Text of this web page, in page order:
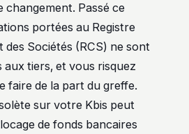
changement. Passé ce
portées au Registre
des Sociétés (RCS) ne sont
aux tiers, et vous risquez
faire de la part du greffe.
sur votre Kbis peut
de fonds bancaires